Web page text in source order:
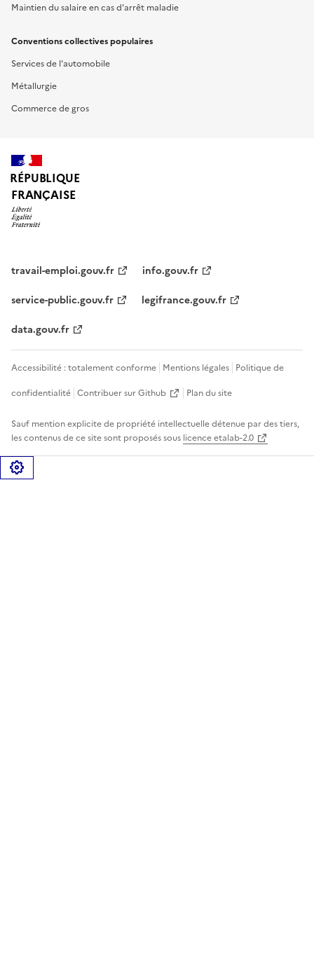
Maintien du salaire en cas d'arrêt maladie
Conventions collectives populaires
Services de l'automobile
Métallurgie
Commerce de gros
RÉPUBLIQUE
FRANÇAISE
travail-emploi.gouv.fr
info.gouv.fr
service-public.gouv.fr
legifrance.gouv.fr
data.gouv.fr
Accessibilité : totalement conforme Mentions légales Politique de
confidentialité Contribuer sur Github Plan du site
Sauf mention explicite de propriété intellectuelle détenue par des tiers,
les contenus de ce site sont proposés sous licence etalab-2.0
Gérer les cookies